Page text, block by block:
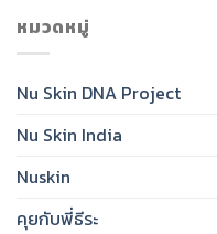
Glowing
Step
หมวดหมู่
Nu Skin DNA Project
Nu Skin India
Nuskin
คุยกับพี่ธีระ